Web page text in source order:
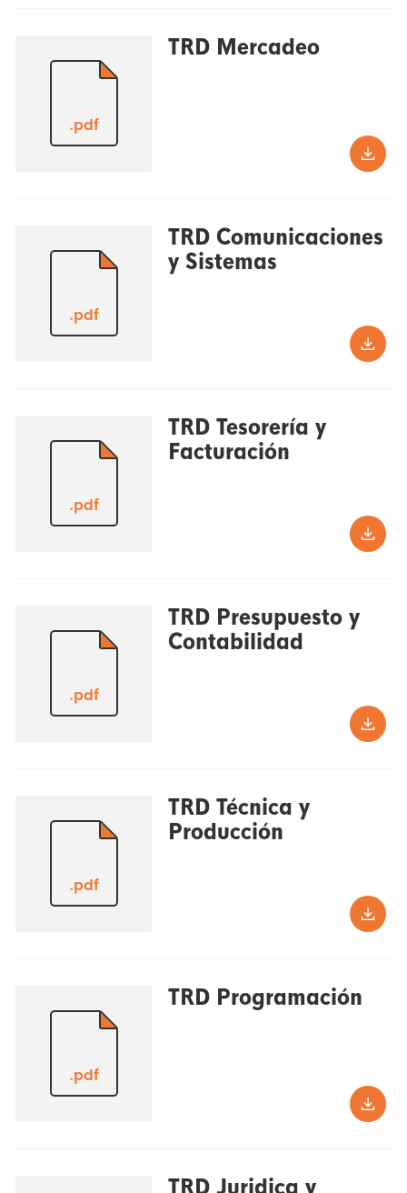
.pdf
TRD Mercadeo
.pdf
TRD Comunicaciones
y Sistemas
.pdf
TRD Tesorería y
Facturación
.pdf
TRD Presupuesto y
Contabilidad
.pdf
TRD Técnica y
Producción
.pdf
TRD Programación
TRD Juridica y